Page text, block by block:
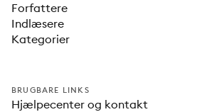
Forfattere
Indlæsere
Kategorier
BRUGBARE LINKS
Hjælpecenter og kontakt